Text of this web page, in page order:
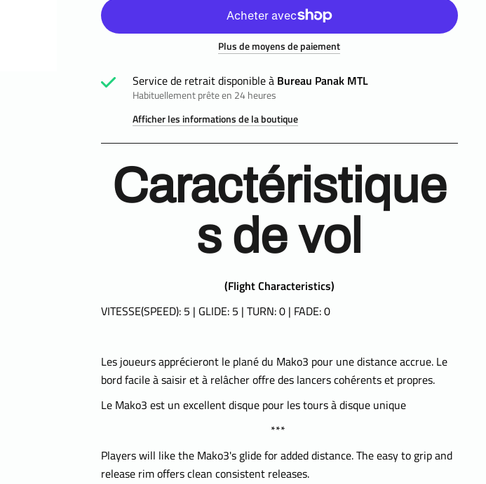
Plus de moyens de paiement
Service de retrait disponible à Bureau Panak MTL
Habituellement prête en 24 heures
Afficher les informations de la boutique
Caractéristique
s de vol
(Flight Characteristics)
VITESSE(SPEED): 5 | GLIDE: 5 | TURN: 0 | FADE: 0
Les joueurs apprécieront le plané du Mako3 pour une distance accrue. Le
bord facile à saisir et à relâcher offre des lancers cohérents et propres.
Le Mako3 est un excellent disque pour les tours à disque unique
***
Players will like the Mako3's glide for added distance. The easy to grip and
release rim offers clean consistent releases.